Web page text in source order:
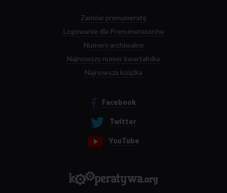
Zamów prenumeratę
Logowanie dla Prenumeratorów
Numery archiwalne
Najnowszy numer kwartalnika
Najnowsza książka
Facebook
Twitter
YouTube